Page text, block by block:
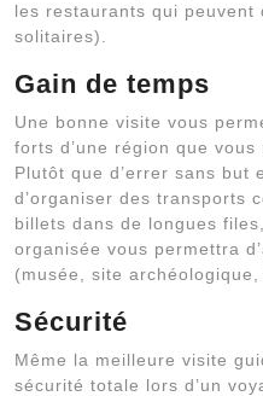
les restaurants qui peuvent
solitaires).
Gain de temps
Une bonne visite vous
forts d’une région que
Plutôt que d’errer sans but
d’organiser des transports
billets dans de longues
organisée vous permettra
(musée, site
Sécurité
Même la meilleure visite
sécurité totale lors d’un